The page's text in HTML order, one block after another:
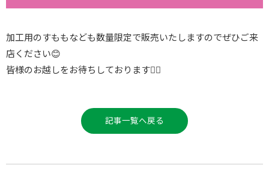
加工用のすももなども数量限定で販売いたしますのでぜひご来
店ください😊
皆様のお越しをお待ちしております🙇‍♀️
記事一覧へ戻る